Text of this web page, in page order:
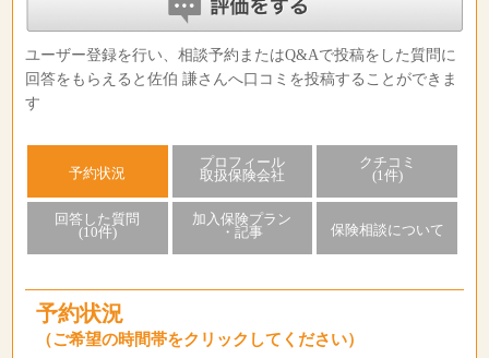
ユーザー登録を行い、相談予約またはQ&Aで投稿をした質問に
回答をもらえると佐伯 謙さんへ口コミを投稿することができま
す
予約状況
プロフィール
取扱保険会社
クチコミ
(1件)
回答した質問
(10件)
加入保険プラン
・記事
保険相談について
予約状況
（ご希望の時間帯をクリックしてください）